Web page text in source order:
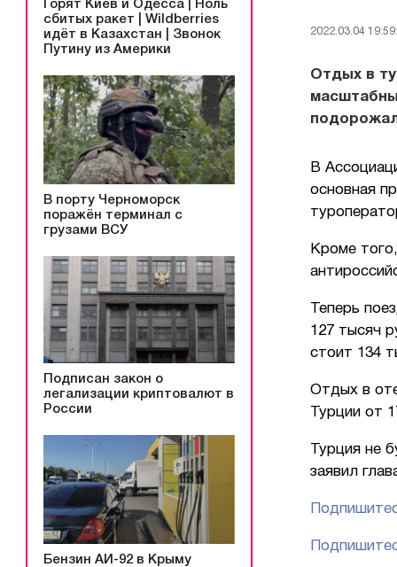
Горят Киев и Одесса | Ноль
сбитых ракет | Wildberries
идёт в Казахстан | Звонок
Путину из Америки
В порту Черноморск
поражён терминал с
грузами ВСУ
Подписан закон о
легализации криптовалют в
России
Бензин АИ-92 в Крыму
2022.03.04
Отдых в
В
основная
Кроме
Теперь
127 тысяч
стоит 134
Отдых в
Турции от
Турция не
заявил